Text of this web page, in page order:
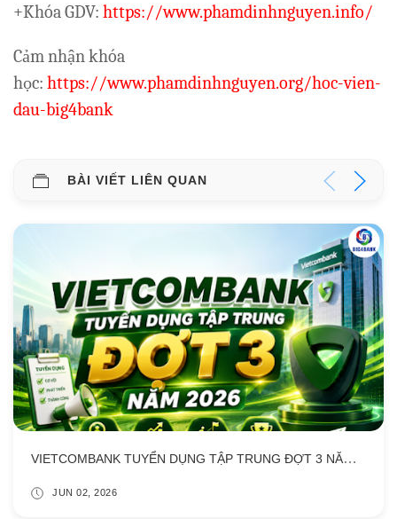
+Khóa GDV: https://www.phamdinhnguyen.info/
Cảm nhận khóa
học: https://www.phamdinhnguyen.org/hoc-vien-
dau-big4bank
BÀI VIẾT LIÊN QUAN
VIETCOMBANK TUYỂN DỤNG TẬP TRUNG ĐỢT 3 NĂM 2026
JUN 02, 2026